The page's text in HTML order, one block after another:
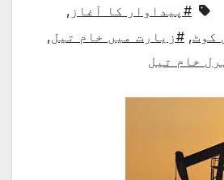
#پیداوار کا آغاز ,
کوٹ, #زیارت میں خام تیل,